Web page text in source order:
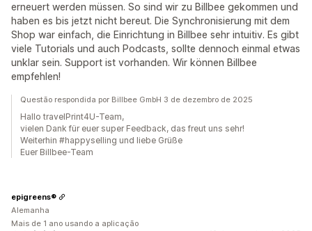
erneuert werden müssen. So sind wir zu Billbee gekommen und
haben es bis jetzt nicht bereut. Die Synchronisierung mit dem
Shop war einfach, die Einrichtung in Billbee sehr intuitiv. Es gibt
viele Tutorials und auch Podcasts, sollte dennoch einmal etwas
unklar sein. Support ist vorhanden. Wir können Billbee
empfehlen!
Questão respondida por Billbee GmbH 3 de dezembro de 2025
Hallo travelPrint4U-Team,
vielen Dank für euer super Feedback, das freut uns sehr!
Weiterhin #happyselling und liebe Grüße
Euer Billbee-Team
epigreens®
Alemanha
Mais de 1 ano usando a aplicação